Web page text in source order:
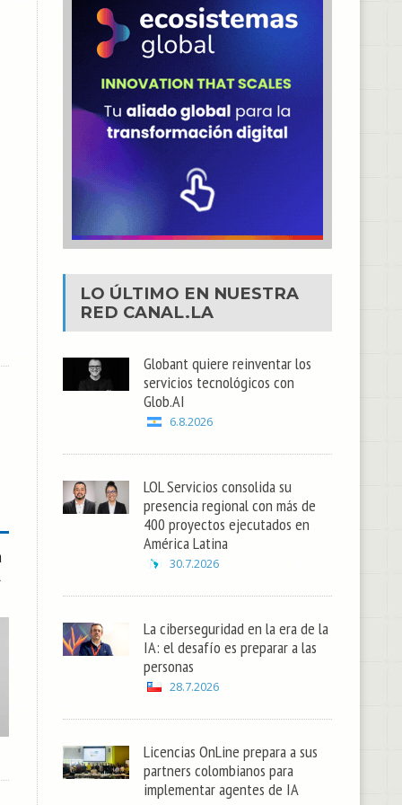
LO ÚLTIMO EN NUESTRA
RED CANAL.LA
Globant quiere reinventar los
servicios tecnológicos con
Glob.AI
6.8.2026
LOL Servicios consolida su
presencia regional con más de
400 proyectos ejecutados en
América Latina
30.7.2026
La ciberseguridad en la era de la
IA: el desafío es preparar a las
personas
28.7.2026
Licencias OnLine prepara a sus
partners colombianos para
implementar agentes de IA